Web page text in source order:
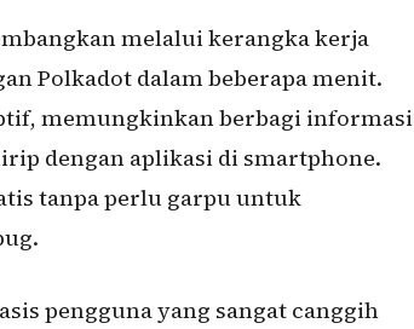
melalui kerangka kerja
Polkadot dalam beberapa menit.
memungkinkan berbagi informasi
dengan aplikasi di smartphone.
tanpa perlu garpu untuk
pengguna yang sangat canggih